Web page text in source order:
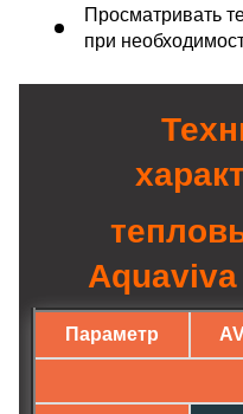
Просматривать
при
Aquaviva
Параметр